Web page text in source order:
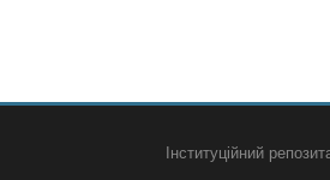
Інституційний